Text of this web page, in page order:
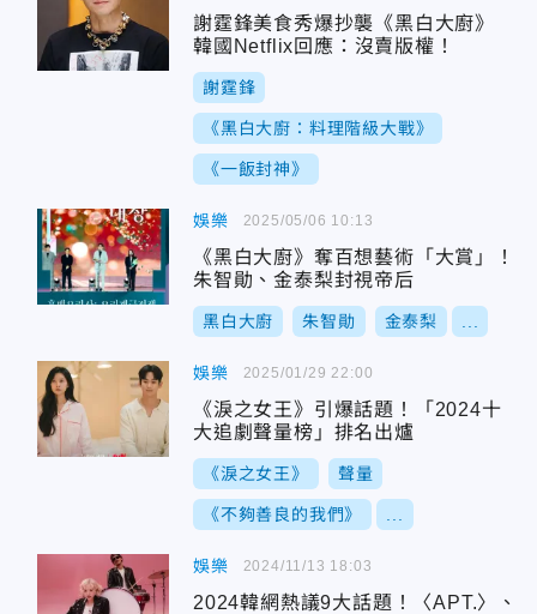
謝霆鋒美食秀爆抄襲《黑白大廚》
韓國Netflix回應：沒賣版權！
謝霆鋒
《黑白大廚：料理階級大戰》
《一飯封神》
娛樂
《黑白大廚》奪百想藝術「大賞」！
朱智勛、金泰梨封視帝后
黑白大廚 朱智勛 金泰梨
2025/05/06 10:13
娛樂
《淚之女王》引爆話題！「2024十
大追劇聲量榜」排名出爐
《淚之女王》 聲量
《不夠善良的我們》
2025/01/29 22:00
娛樂
2024韓網熱議9大話題！〈APT.〉、
2024/11/13 18:03